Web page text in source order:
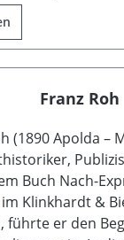
Franz Roh
(1890 Apolda –
Buch Nach-
im Klinkhardt &
führte er den